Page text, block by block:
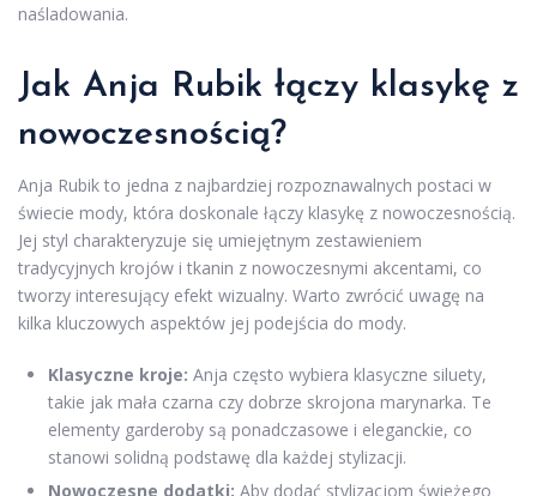
naśladowania.
Jak Anja Rubik łączy klasykę z
nowoczesnością?
Anja Rubik to jedna z najbardziej rozpoznawalnych postaci w
świecie mody, która doskonale łączy klasykę z nowoczesnością.
Jej styl charakteryzuje się umiejętnym zestawieniem
tradycyjnych krojów i tkanin z nowoczesnymi akcentami, co
tworzy interesujący efekt wizualny. Warto zwrócić uwagę na
kilka kluczowych aspektów jej podejścia do mody.
Klasyczne kroje: Anja często wybiera klasyczne siluety,
takie jak mała czarna czy dobrze skrojona marynarka. Te
elementy garderoby są ponadczasowe i eleganckie, co
stanowi solidną podstawę dla każdej stylizacji.
Nowoczesne dodatki: Aby dodać stylizacjom świeżego